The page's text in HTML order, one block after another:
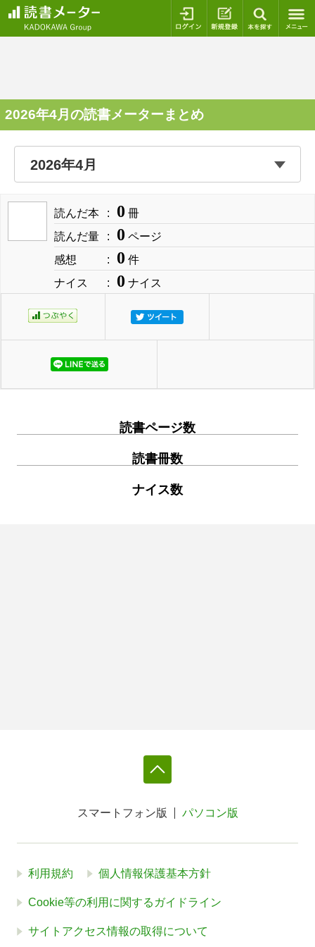
ログイン 新規登録
2026年4月の読書メーターまとめ
読んだ本 0 冊
読んだ量
0 ページ
感想
0 件
ナイス
0 ナイス
読書ページ数
読書冊数
ナイス数
スマートフォン版 パソコン版
利用規約 個人情報保護基本方針
Cookie等の利用に関するガイドライン
サイトアクセス情報の取得について